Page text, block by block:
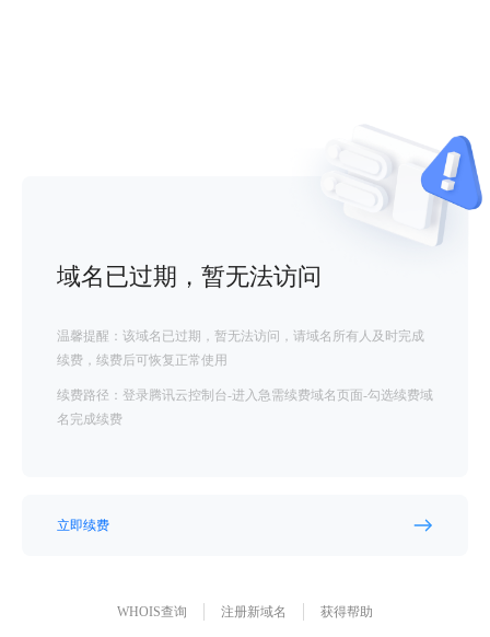
域名已过期，暂无法访问
温馨提醒：该域名已过期，暂无法访问，请域名所有人及时完成
续费，续费后可恢复正常使用
续费路径：登录腾讯云控制台-进入急需续费域名页面-勾选续费域
名完成续费
立即续费
WHOIS查询 注册新域名 获得帮助